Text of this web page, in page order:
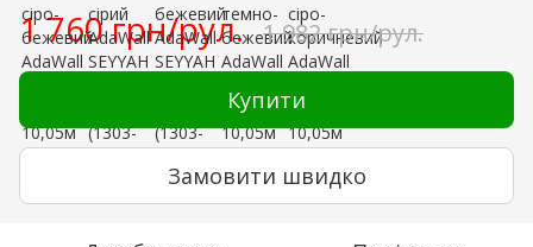
1 760 грн/рул. 1 982 грн/рул.
Купити
Замовити швидко